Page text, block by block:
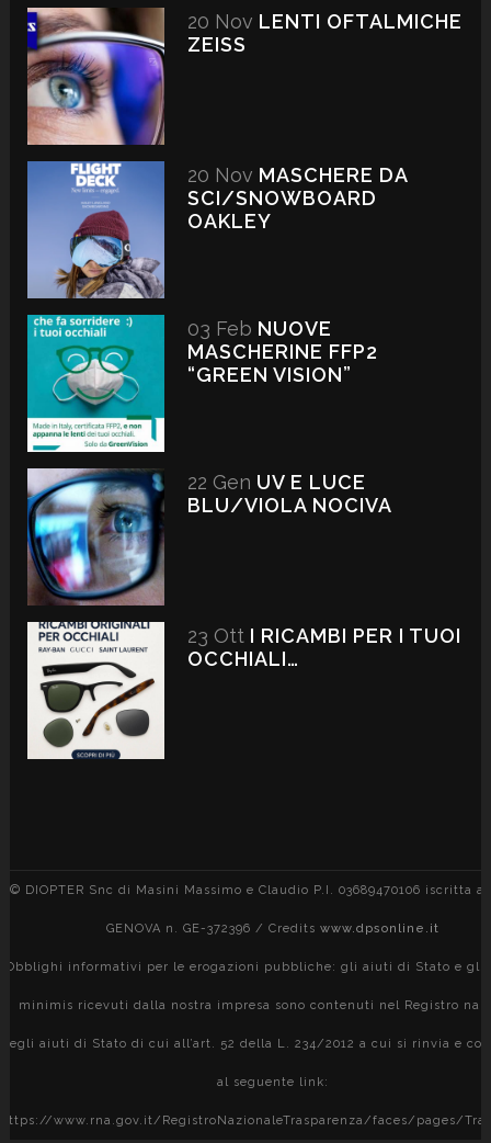
20 Nov LENTI OFTALMICHE
ZEISS
20 Nov MASCHERE DA
SCI/SNOWBOARD
OAKLEY
03 Feb NUOVE
MASCHERINE FFP2
“GREEN VISION”
22 Gen UV E LUCE
BLU/VIOLA NOCIVA
23 Ott I RICAMBI PER I TUOI
OCCHIALI…
© DIOPTER Snc di Masini Massimo e Claudio P.I. 03689470106 iscritta al
GENOVA n. GE-372396 / Credits www.dpsonline.it
Obblighi informativi per le erogazioni pubbliche: gli aiuti di Stato e gli
minimis ricevuti dalla nostra impresa sono contenuti nel Registro
degli aiuti di Stato di cui all’art. 52 della L. 234/2012 a cui si rinvia e
al seguente link:
https://www.rna.gov.it/RegistroNazionaleTrasparenza/faces/pages/